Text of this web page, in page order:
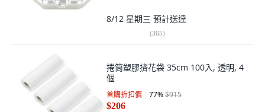
8/12 星期三 預計送達
(365)
捲筒塑膠擠花袋 35cm 100入, 透明, 4
個
首購折扣價 77%$915
$206